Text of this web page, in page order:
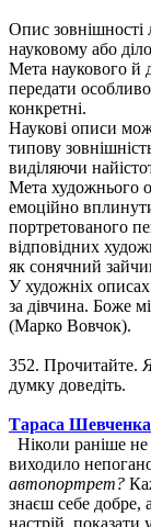
Опис
науковому або
Мета наукового й
передати
конкретні.
Наукові описи
типову
виділяючи
Мета художнього
емоційно
портретованого
відповідних
як сонячний
У художніх
за дівчина. Боже
(Марко Вовчок).
352. Прочитайте.
думку доведіть.
Тараса Шевченка
Ніколи раніше
виходило
автопортрет?
знаєш себе добре,
настрій, показати